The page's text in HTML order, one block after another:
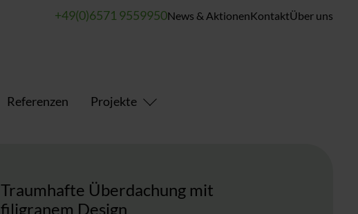
+49(0)6571 9559950News & AktionenKontaktÜber uns
Referenzen Projekte
Traumhafte Überdachung mit
filigranem Design